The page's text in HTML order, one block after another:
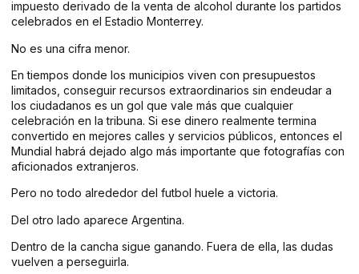
impuesto derivado de la venta de alcohol durante los partidos
celebrados en el Estadio Monterrey.
No es una cifra menor.
En tiempos donde los municipios viven con presupuestos
limitados, conseguir recursos extraordinarios sin endeudar a
los ciudadanos es un gol que vale más que cualquier
celebración en la tribuna. Si ese dinero realmente termina
convertido en mejores calles y servicios públicos, entonces el
Mundial habrá dejado algo más importante que fotografías con
aficionados extranjeros.
Pero no todo alrededor del futbol huele a victoria.
Del otro lado aparece Argentina.
Dentro de la cancha sigue ganando. Fuera de ella, las dudas
vuelven a perseguirla.